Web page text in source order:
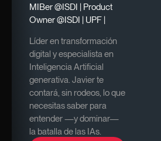
MIBer @ISDI | Product
Owner @ISDI | UPF |
Líder en transformación
digital y especialista en
Inteligencia Artificial
generativa. Javier te
contará, sin rodeos, lo que
necesitas saber para
entender —y dominar—
la batalla de las IAs.